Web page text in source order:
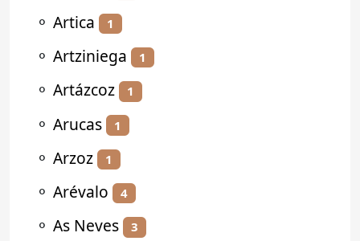
⚬ Artica 1
⚬ Artziniega 1
⚬ Artázcoz 1
⚬ Arucas 1
⚬ Arzoz 1
⚬ Arévalo 4
⚬ As Neves 3